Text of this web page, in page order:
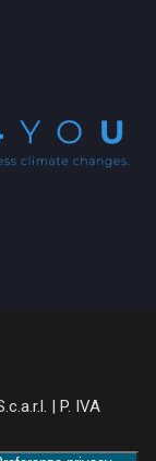
| P. IVA